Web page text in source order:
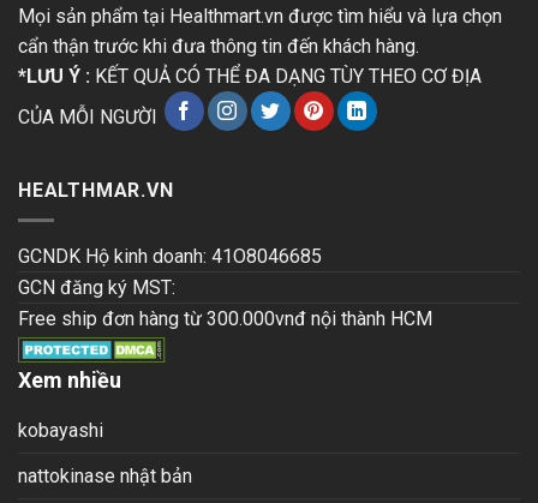
Mọi sản phẩm tại Healthmart.vn được tìm hiểu và lựa chọn
cẩn thận trước khi đưa thông tin đến khách hàng.
*LƯU Ý : KẾT QUẢ CÓ THỂ ĐA DẠNG TÙY THEO CƠ ĐỊA
CỦA MỖI NGƯỜI
HEALTHMAR.VN
GCNDK Hộ kinh doanh: 41O8046685
GCN đăng ký MST:
Free ship đơn hàng từ 300.000vnđ nội thành HCM
Xem nhiều
kobayashi
nattokinase nhật bản